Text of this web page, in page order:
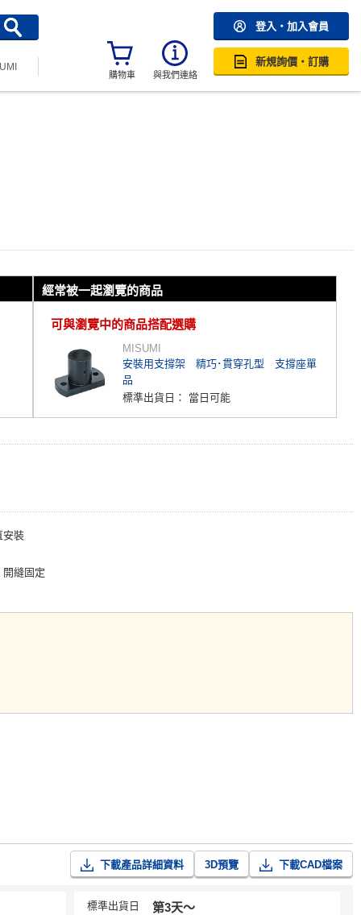
登入・加入會員
購物車 與我們連絡
新規詢價・訂購
經常被一起瀏覽的商品
可與瀏覽中的商品搭配選購
MISUMI
安裝用支撐架 精巧･貫穿孔型 支撐座單
品
標準出貨日： 當日可能
安裝
開縫固定
下載產品詳細資料 3D預覽 下載CAD檔案
標準出貨日 第3天〜